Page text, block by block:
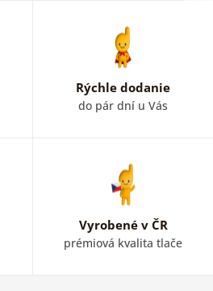
Rýchle dodanie
do pár dní u Vás
Vyrobené v ČR
prémiová kvalita tlače